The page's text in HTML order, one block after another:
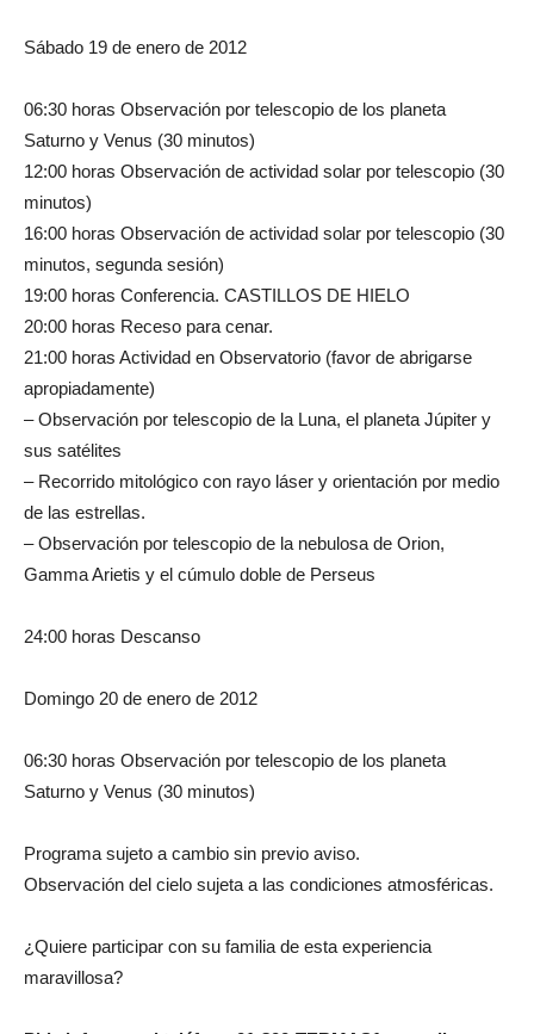
Sábado 19 de enero de 2012
06:30 horas Observación por telescopio de los planeta
Saturno y Venus (30 minutos)
12:00 horas Observación de actividad solar por telescopio (30
minutos)
16:00 horas Observación de actividad solar por telescopio (30
minutos, segunda sesión)
19:00 horas Conferencia. CASTILLOS DE HIELO
20:00 horas Receso para cenar.
21:00 horas Actividad en Observatorio (favor de abrigarse
apropiadamente)
– Observación por telescopio de la Luna, el planeta Júpiter y
sus satélites
– Recorrido mitológico con rayo láser y orientación por medio
de las estrellas.
– Observación por telescopio de la nebulosa de Orion,
Gamma Arietis y el cúmulo doble de Perseus
24:00 horas Descanso
Domingo 20 de enero de 2012
06:30 horas Observación por telescopio de los planeta
Saturno y Venus (30 minutos)
Programa sujeto a cambio sin previo aviso.
Observación del cielo sujeta a las condiciones atmosféricas.
¿Quiere participar con su familia de esta experiencia
maravillosa?